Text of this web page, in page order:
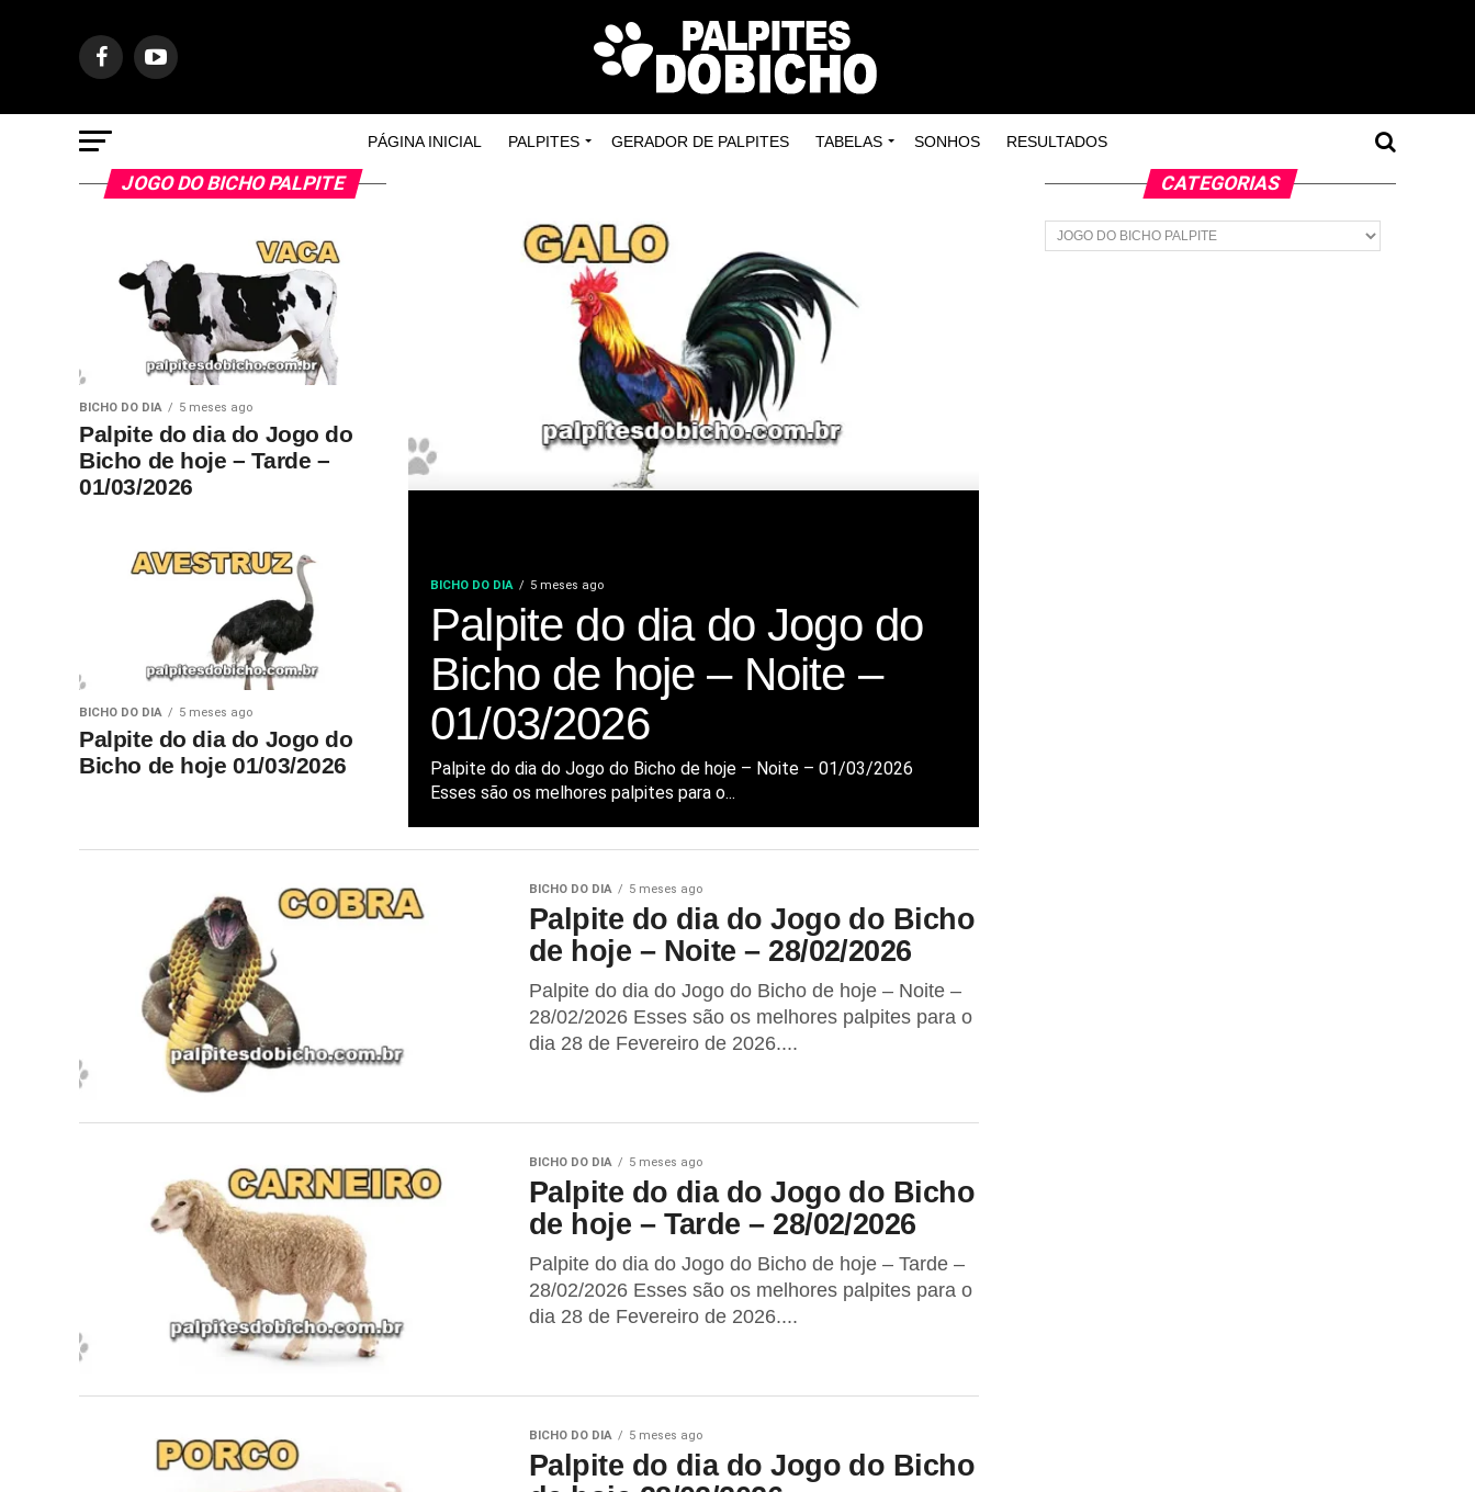
PÁGINA INICIAL PALPITES GERADOR DE PALPITES TABELAS SONHOS RESULTADOS
BICHO DO DIA 5 meses ago
Palpite do dia do Jogo do
Bicho de hoje – Noite –
01/03/2026
Palpite do dia do Jogo do Bicho de hoje – Noite – 01/03/2026
Esses são os melhores palpites para o...
JOGO DO BICHO PALPITE
BICHO DO DIA 5 meses ago
Palpite do dia do Jogo do
Bicho de hoje – Tarde –
01/03/2026
BICHO DO DIA 5 meses ago
Palpite do dia do Jogo do
Bicho de hoje 01/03/2026
BICHO DO DIA 5 meses ago
Palpite do dia do Jogo do Bicho
de hoje – Noite – 28/02/2026
Palpite do dia do Jogo do Bicho de hoje – Noite –
28/02/2026 Esses são os melhores palpites para o
dia 28 de Fevereiro de 2026....
BICHO DO DIA 5 meses ago
Palpite do dia do Jogo do Bicho
de hoje – Tarde – 28/02/2026
Palpite do dia do Jogo do Bicho de hoje – Tarde –
28/02/2026 Esses são os melhores palpites para o
dia 28 de Fevereiro de 2026....
BICHO DO DIA 5 meses ago
Palpite do dia do Jogo do Bicho
CATEGORIAS
Categorias